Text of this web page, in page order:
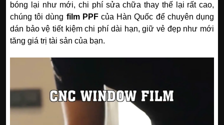
bóng lại như mới, chi phí sửa chữa thay thế lại rất cao,
chúng tôi dùng film PPFcủa Hàn Quốc để chuyên dụng
dán bảo vệ tiết kiệm chi phí dài hạn, giữ vẻ đẹp như mới
tăng giá trị tài sản của bạn.